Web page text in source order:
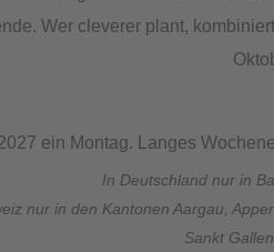
Wer cleverer plant,
ein Montag. Langes
In Deutschland nur in
nur in den Kantonen Aargau,
Sankt